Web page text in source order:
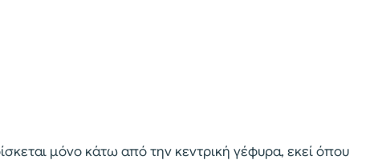
μόνο κάτω από την κεντρική γέφυρα, εκεί όπου